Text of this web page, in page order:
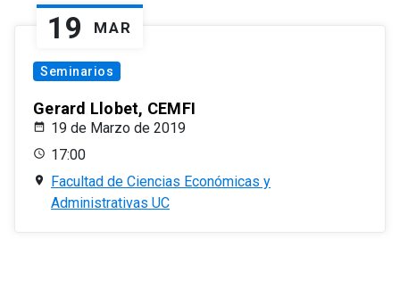
19 MAR
Seminarios
Gerard Llobet, CEMFI
19 de Marzo de 2019
17:00
Facultad de Ciencias Económicas y
Administrativas UC